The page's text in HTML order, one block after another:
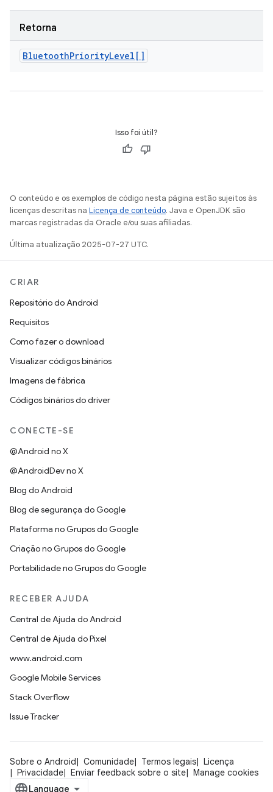
Retorna
BluetoothPriorityLevel[]
Isso foi útil?
O conteúdo e os exemplos de código nesta página estão sujeitos às
licenças descritas na Licença de conteúdo. Java e OpenJDK são
marcas registradas da Oracle e/ou suas afiliadas.
Última atualização 2025-07-27 UTC.
CRIAR
Repositório do Android
Requisitos
Como fazer o download
Visualizar códigos binários
Imagens de fábrica
Códigos binários do driver
CONECTE-SE
@Android no X
@AndroidDev no X
Blog do Android
Blog de segurança do Google
Plataforma no Grupos do Google
Criação no Grupos do Google
Portabilidade no Grupos do Google
RECEBER AJUDA
Central de Ajuda do Android
Central de Ajuda do Pixel
www.android.com
Google Mobile Services
Stack Overflow
Issue Tracker
Sobre o Android Comunidade Termos legais
Licença
Privacidade
Enviar feedback sobre o site Manage cookies